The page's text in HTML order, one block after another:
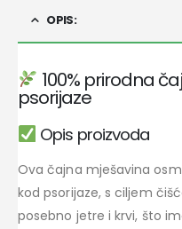
OPIS:
100% prirodna
psorijaze
Opis proizvoda
Ova čajna mješavina
kod psorijaze, s ciljem
posebno jetre i krvi, što